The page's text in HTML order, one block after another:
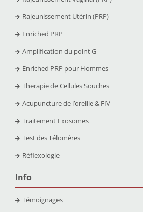
Rajeunissement Utérin (PRP)
Enriched PRP
Amplification du point G
Enriched PRP pour Hommes
Therapie de Cellules Souches
Acupuncture de l’oreille & FIV
Traitement Exosomes
Test des Télomères
Réflexologie
Info
Témoignages